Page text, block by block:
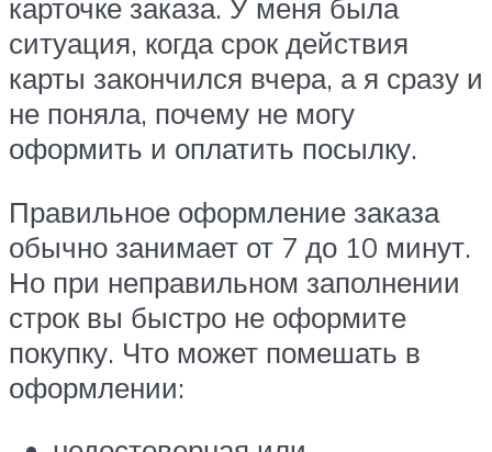
карточке заказа. У меня была
ситуация, когда срок действия
карты закончился вчера, а я сразу и
не поняла, почему не могу
оформить и оплатить посылку.
Правильное оформление заказа
обычно занимает от 7 до 10 минут.
Но при неправильном заполнении
строк вы быстро не оформите
покупку. Что может помешать в
оформлении: